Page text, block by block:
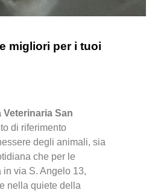
migliori per i tuoi
Veterinaria San
di riferimento
degli animali, sia
che per le
via S. Angelo 13,
nella quiete della